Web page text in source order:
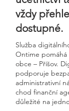
vždy
dostupné.
Služba
Ontime
obce – Příšov.
podporuje
administrativní
chod finanční
důležité na